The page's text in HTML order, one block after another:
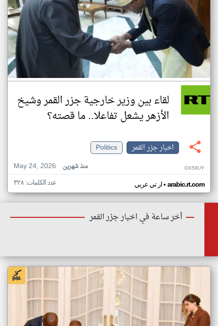
لقاء بين وزير خارجية جزر القمر وشيخ
الأزهر يشعل تفاعلا.. ما قصته؟
اخبار جزر القمر
Politics
May 24, 2026
منذ شهرين OX58UY
ار تي عربي• arabic.rt.com عدد الكلمات: ٣٢٨
أخر ساعة في اخبار جزر القمر